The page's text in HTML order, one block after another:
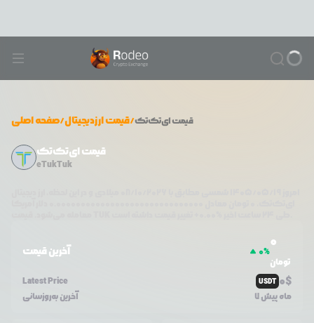
صفحه اصلی/قیمت ارزدیجیتال/ قیمتای‌تک‌تک
قیمت ای‌تک‌تک
eTukTuk
آخرین قیمت 0%
0
تومان
Latest Price
USDT 0$
آخرین به‌روزسانی 7 ماه پیش